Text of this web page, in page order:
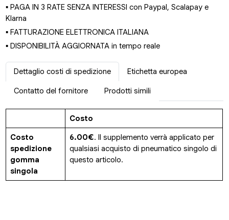
▪ PAGA IN 3 RATE SENZA INTERESSI con Paypal, Scalapay e
Klarna
▪ FATTURAZIONE ELETTRONICA ITALIANA
▪ DISPONIBILITÀ AGGIORNATA in tempo reale
Dettaglio costi di spedizione Etichetta europea
Contatto del fornitore Prodotti simili
Costo
Costo
spedizione
gomma
singola
6.00€. Il supplemento verrà applicato per
qualsiasi acquisto di pneumatico singolo di
questo articolo.